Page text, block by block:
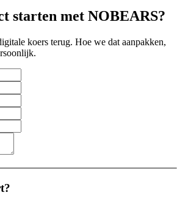
starten met NOBEARS?
koers terug. Hoe we dat aanpakken,